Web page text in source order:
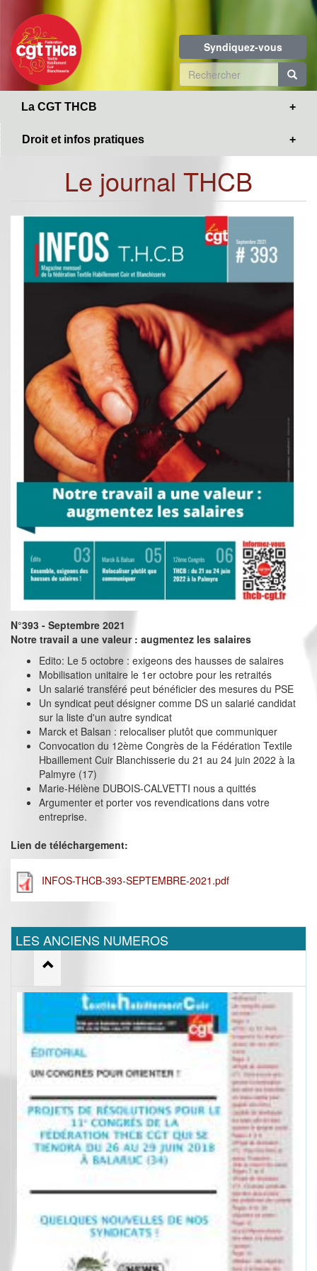
contenu
principal
Syndiquez-vous
Formulaire
de
La CGT THCB
Droit et infos pratiques
Le journal THCB
N°393 - Septembre 2021
Notre travail a une valeur : augmentez les salaires
Edito: Le 5 octobre : exigeons des hausses de salaires
Mobilisation unitaire le 1er octobre pour les retraités
Un salarié transféré peut bénéficier des mesures du PSE
Un syndicat peut désigner comme DS un salarié candidat
sur la liste d'un autre syndicat
Marck et Balsan : relocaliser plutôt que communiquer
Convocation du 12ème Congrès de la Fédération Textile
Hbaillement Cuir Blanchisserie du 21 au 24 juin 2022 à la
Palmyre (17)
Marie-Hélène DUBOIS-CALVETTI nous a quittés
Argumenter et porter vos revendications dans votre
entreprise.
Lien de téléchargement:
INFOS-THCB-393-SEPTEMBRE-2021.pdf
LES ANCIENS NUMEROS